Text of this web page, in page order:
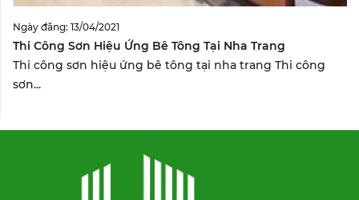
Ngày đăng: 13/04/2021
Thi Công Sơn Hiệu Ứng Bê Tông Tại Nha Trang
Thi công sơn hiệu ứng bê tông tại nha trang Thi công
sơn...